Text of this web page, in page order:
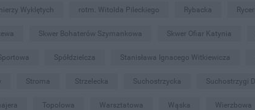
Wyklętych rotm. Witolda Pileckiego Rybacka
Skwer Bohaterów Szymankowa Skwer Ofiar Katynia
Spółdzielcza Stanisława Ignacego Witkiewicza
Stroma Strzelecka Suchostrzycka Suchostrzygi
Topolowa Warsztatowa Wąska Wierzbowa